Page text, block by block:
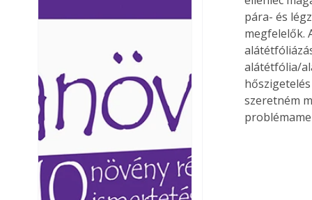
Ezermester
Laptapir kényelmes
mert: – t
pára- és
megfelelők.
alátétfólia/
szeretném